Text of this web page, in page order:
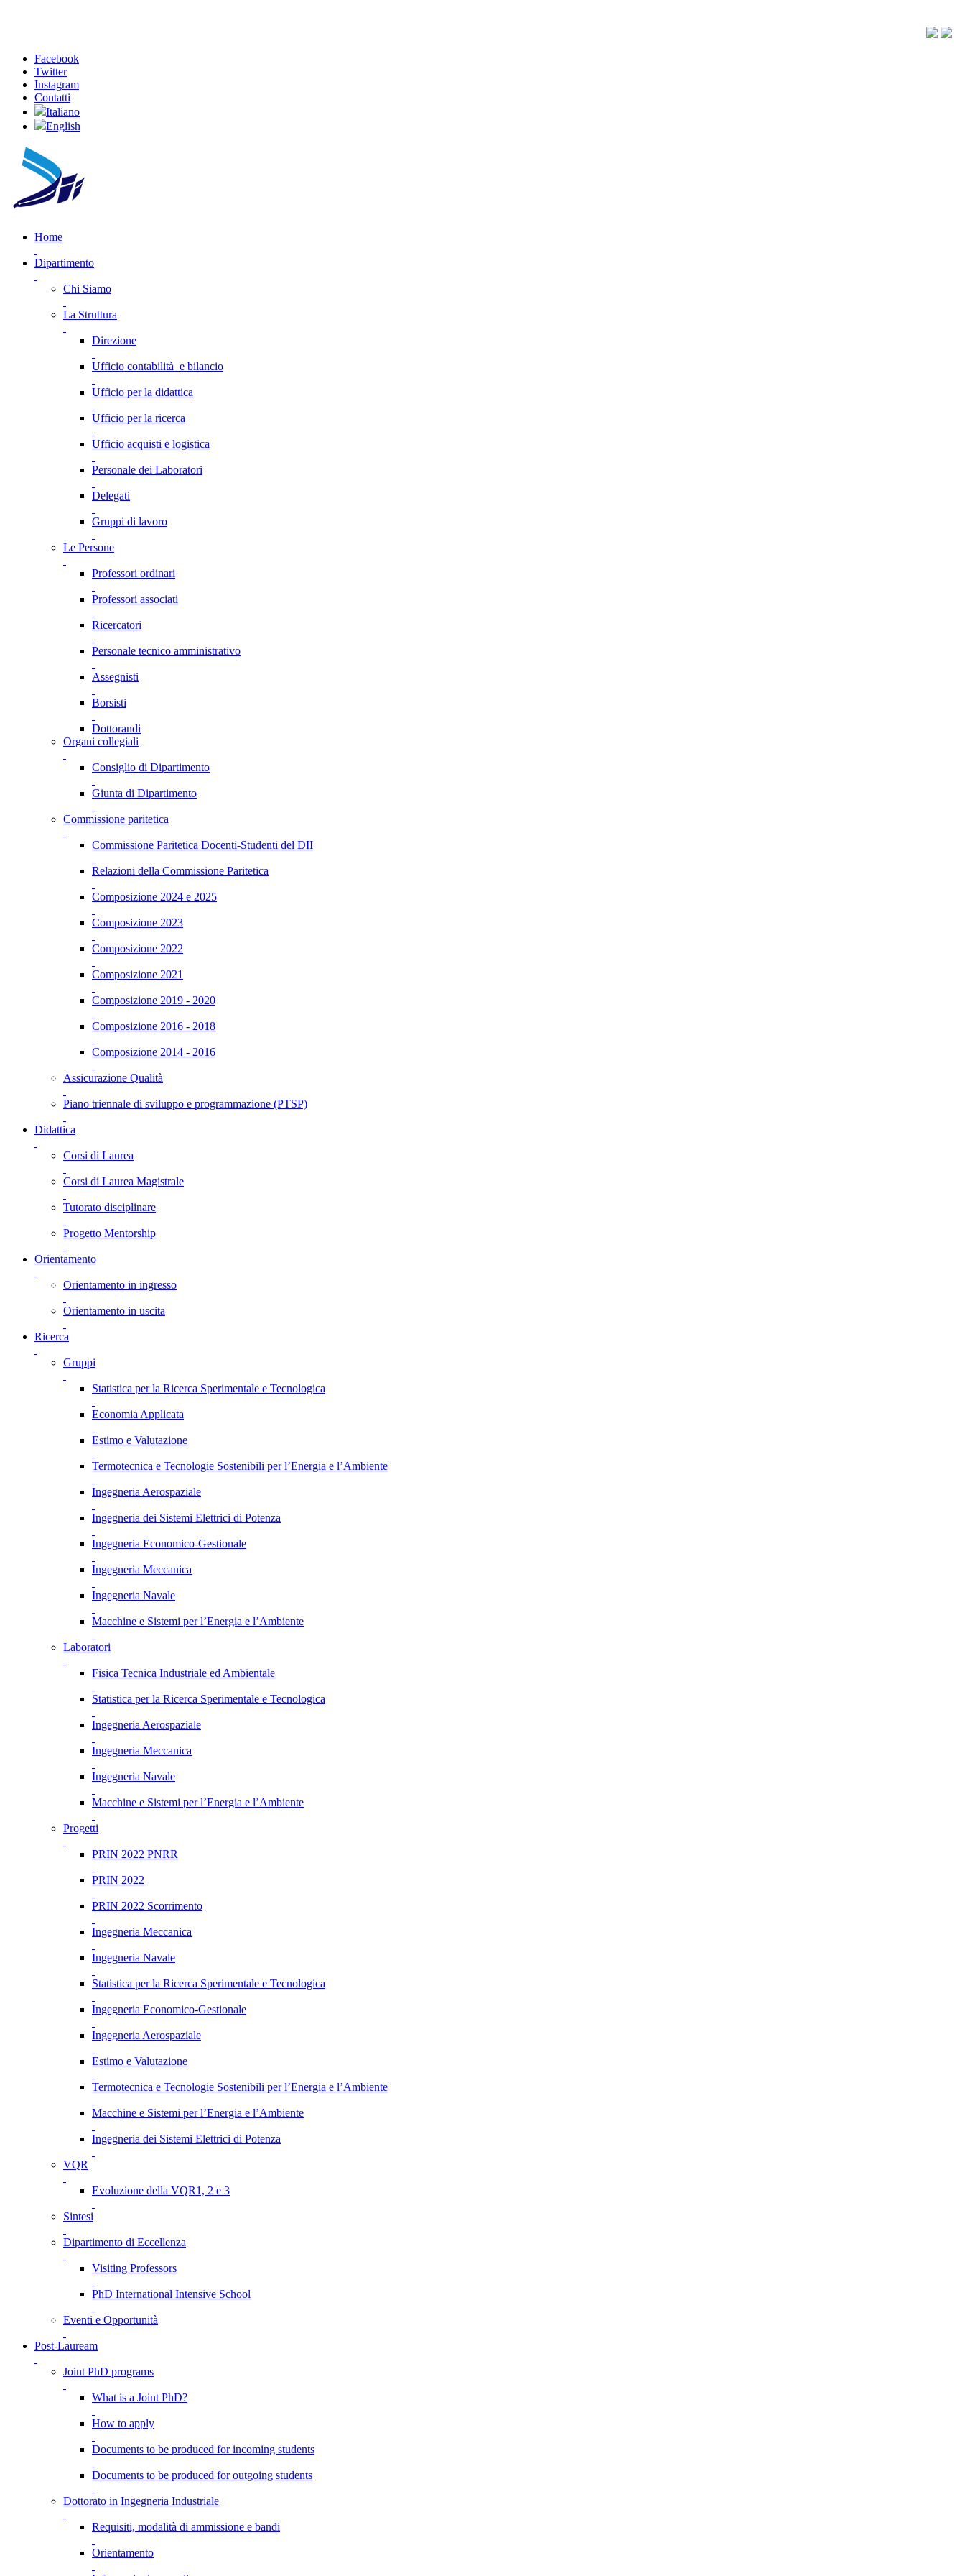
Facebook
Twitter
Instagram
Contatti
Italiano
English
Home
Dipartimento
Chi Siamo
La Struttura
Direzione
Ufficio contabilità e bilancio
Ufficio per la didattica
Ufficio per la ricerca
Ufficio acquisti e logistica
Personale dei Laboratori
Delegati
Gruppi di lavoro
Le Persone
Professori ordinari
Professori associati
Ricercatori
Personale tecnico amministrativo
Assegnisti
Borsisti
Dottorandi
Organi collegiali
Consiglio di Dipartimento
Giunta di Dipartimento
Commissione paritetica
Commissione Paritetica Docenti-Studenti del DII
Relazioni della Commissione Paritetica
Composizione 2024 e 2025
Composizione 2023
Composizione 2022
Composizione 2021
Composizione 2019 - 2020
Composizione 2016 - 2018
Composizione 2014 - 2016
Assicurazione Qualità
Piano triennale di sviluppo e programmazione (PTSP)
Didattica
Corsi di Laurea
Corsi di Laurea Magistrale
Tutorato disciplinare
Progetto Mentorship
Orientamento
Orientamento in ingresso
Orientamento in uscita
Ricerca
Gruppi
Statistica per la Ricerca Sperimentale e Tecnologica
Economia Applicata
Estimo e Valutazione
Termotecnica e Tecnologie Sostenibili per l’Energia e l’Ambiente
Ingegneria Aerospaziale
Ingegneria dei Sistemi Elettrici di Potenza
Ingegneria Economico-Gestionale
Ingegneria Meccanica
Ingegneria Navale
Macchine e Sistemi per l’Energia e l’Ambiente
Laboratori
Fisica Tecnica Industriale ed Ambientale
Statistica per la Ricerca Sperimentale e Tecnologica
Ingegneria Aerospaziale
Ingegneria Meccanica
Ingegneria Navale
Macchine e Sistemi per l’Energia e l’Ambiente
Progetti
PRIN 2022 PNRR
PRIN 2022
PRIN 2022 Scorrimento
Ingegneria Meccanica
Ingegneria Navale
Statistica per la Ricerca Sperimentale e Tecnologica
Ingegneria Economico-Gestionale
Ingegneria Aerospaziale
Estimo e Valutazione
Termotecnica e Tecnologie Sostenibili per l’Energia e l’Ambiente
Macchine e Sistemi per l’Energia e l’Ambiente
Ingegneria dei Sistemi Elettrici di Potenza
VQR
Evoluzione della VQR1, 2 e 3
Sintesi
Dipartimento di Eccellenza
Visiting Professors
PhD International Intensive School
Eventi e Opportunità
Post-Lauream
Joint PhD programs
What is a Joint PhD?
How to apply
Documents to be produced for incoming students
Documents to be produced for outgoing students
Dottorato in Ingegneria Industriale
Requisiti, modalità di ammissione e bandi
Orientamento